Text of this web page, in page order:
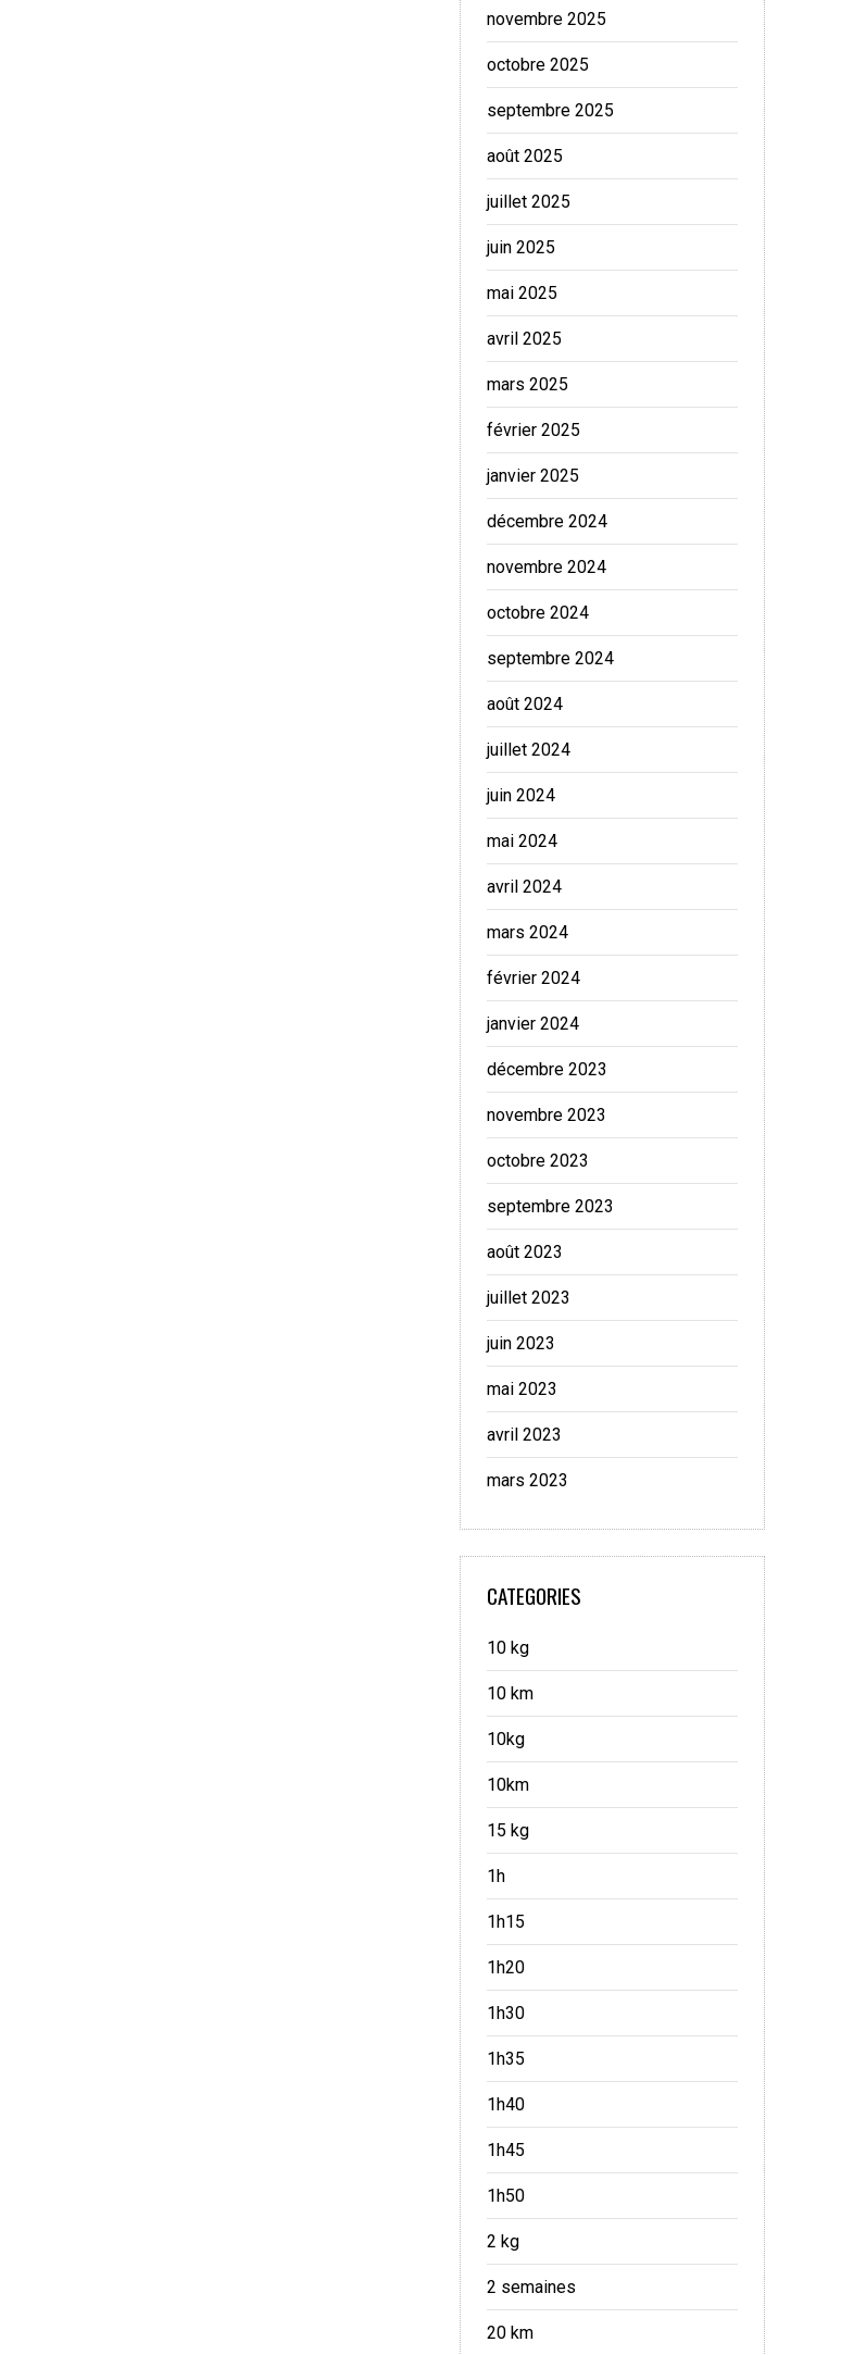
novembre 2025
octobre 2025
septembre 2025
août 2025
juillet 2025
juin 2025
mai 2025
avril 2025
mars 2025
février 2025
janvier 2025
décembre 2024
novembre 2024
octobre 2024
septembre 2024
août 2024
juillet 2024
juin 2024
mai 2024
avril 2024
mars 2024
février 2024
janvier 2024
décembre 2023
novembre 2023
octobre 2023
septembre 2023
août 2023
juillet 2023
juin 2023
mai 2023
avril 2023
mars 2023
CATEGORIES
10 kg
10 km
10kg
10km
15 kg
1h
1h15
1h20
1h30
1h35
1h40
1h45
1h50
2 kg
2 semaines
20 km